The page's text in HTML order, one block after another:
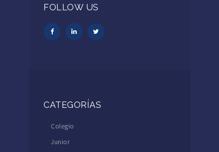
FOLLOW US
CATEGORÍAS
Colegio
Junior